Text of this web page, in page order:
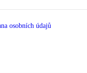
osobních údajů